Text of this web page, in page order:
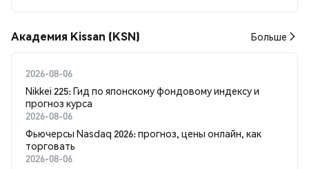
Академия Kissan (KSN) Больше
2026-08-06
Nikkei 225: Гид по японскому фондовому индексу и
прогноз курса
2026-08-06
Фьючерсы Nasdaq 2026: прогноз, цены онлайн, как
торговать
2026-08-06